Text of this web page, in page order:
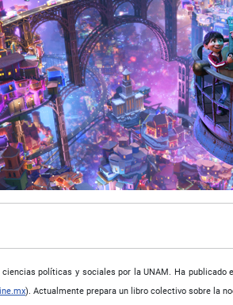
políticas y sociales por la UNAM. Ha publicado
). Actualmente prepara un libro colectivo sobre la